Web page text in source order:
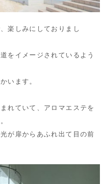
楽しみにしておりまし
をイメージされているよう
います。
れていて、アロマエステを
が扉からあふれ出て目の前